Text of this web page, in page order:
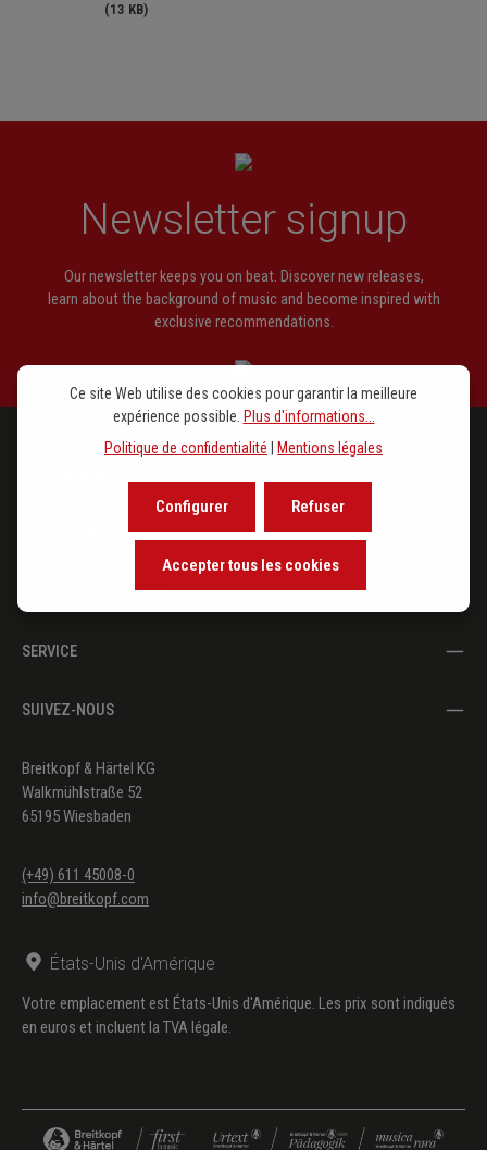
(13 KB)
Newsletter signup
Our newsletter keeps you on beat. Discover new releases,
learn about the background of music and become inspired with
exclusive recommendations.
EN POINT DE VUE
LA MAISON D'ÉDITION
SERVICE
SUIVEZ-NOUS
Breitkopf & Härtel KG
Walkmühlstraße 52
65195 Wiesbaden
(+49) 611 45008-0
info@breitkopf.com
États-Unis d'Amérique
Votre emplacement est États-Unis d'Amérique. Les prix sont indiqués
en euros et incluent la TVA légale.
Ce site Web utilise des cookies pour garantir la meilleure
expérience possible. Plus d'informations...
Politique de confidentialité | Mentions légales
Refuser
Configurer
Accepter tous les cookies